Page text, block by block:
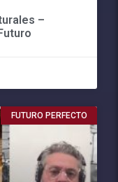
–
FUTURO PERFECTO